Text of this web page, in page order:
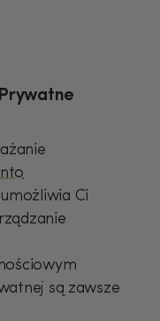
umożliwia Ci
są zawsze